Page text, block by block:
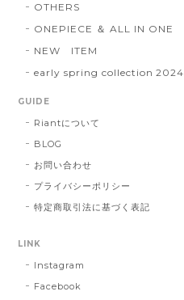
OTHERS
ONEPIECE ＆ ALL IN ONE
NEW ITEM
early spring collection 2024
GUIDE
Riantについて
BLOG
お問い合わせ
プライバシーポリシー
特定商取引法に基づく表記
LINK
Instagram
Facebook